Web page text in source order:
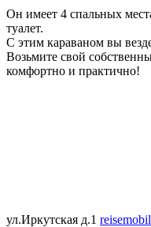
Он имеет 4 спальных
туалет.
С этим караваном вы
Возьмите свой
комфортно и практично!
ул.Иркутская д.1